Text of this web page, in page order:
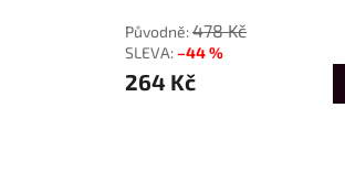
478 Kč
–44 %
264 Kč